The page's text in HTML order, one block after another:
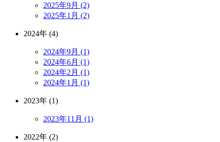
2025年9月 (2)
2025年1月 (2)
2024年 (4)
2024年9月 (1)
2024年6月 (1)
2024年2月 (1)
2024年1月 (1)
2023年 (1)
2023年11月 (1)
2022年 (2)